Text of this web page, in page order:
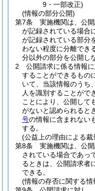
9・一部改正)
(情報の部分公開)
第7条
実施機関は、公
が記録されている場合
が記録されている部分
わない程度に分離でき
分以外の部分を公開し
2
公開請求に係る情報に
することができるもの
いて、当該情報のうち
人を識別することがで
ことにより、公開して
がないと認められると
号の情報に含まれない
する。
(公益上の理由による裁
第8条
実施機関は、公
されている場合であっ
るときは、公開請求者
できる。
(情報の存否に関する情